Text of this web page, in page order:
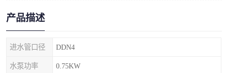
产品描述
进水管口径 DDN4
水泵功率 0.75KW
备
生活一体化污水处理设备
复合二氧化氯发生器污水